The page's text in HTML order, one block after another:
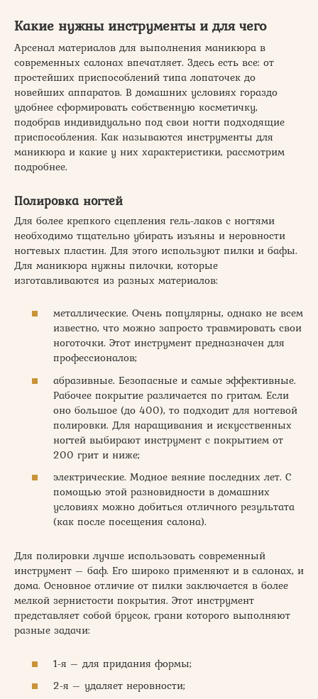
Какие нужны инструменты и для чего
Арсенал материалов для выполнения маникюра в
современных салонах впечатляет. Здесь есть все: от
простейших приспособлений типа лопаточек до
новейших аппаратов. В домашних условиях гораздо
удобнее сформировать собственную косметичку,
подобрав индивидуально под свои ногти подходящие
приспособления. Как называются инструменты для
маникюра и какие у них характеристики, рассмотрим
подробнее.
Полировка ногтей
Для более крепкого сцепления гель-лаков с ногтями
необходимо тщательно убирать изъяны и неровности
ногтевых пластин. Для этого используют пилки и бафы.
Для маникюра нужны пилочки, которые
изготавливаются из разных материалов:
металлические. Очень популярны, однако не всем
известно, что можно запросто травмировать свои
ноготочки. Этот инструмент предназначен для
профессионалов;
абразивные. Безопасные и самые эффективные.
Рабочее покрытие различается по гритам. Если
оно большое (до 400), то подходит для ногтевой
полировки. Для наращивания и искусственных
ногтей выбирают инструмент с покрытием от
200 грит и ниже;
электрические. Модное веяние последних лет. С
помощью этой разновидности в домашних
условиях можно добиться отличного результата
(как после посещения салона).
Для полировки лучше использовать современный
инструмент – баф. Его широко применяют и в салонах, и
дома. Основное отличие от пилки заключается в более
мелкой зернистости покрытия. Этот инструмент
представляет собой брусок, грани которого выполняют
разные задачи:
1-я – для придания формы;
2-я – удаляет неровности;